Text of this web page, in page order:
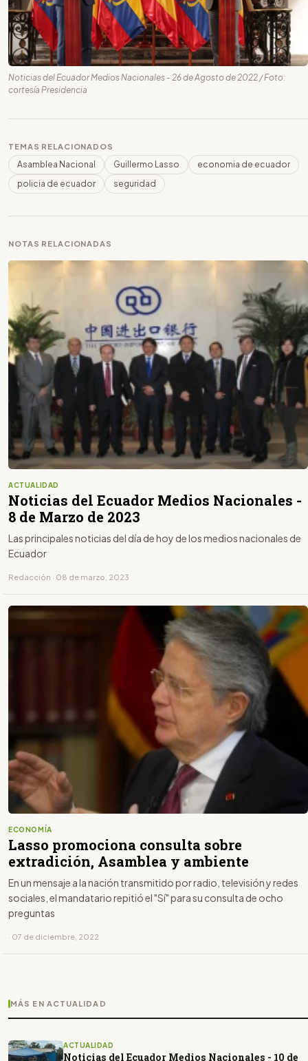
Noticias del Ecuador Medios Nacionales - 26 de Agosto de 2022 / Foto:
cortesía Presidencia
TEMAS RELACIONADOS
Asamblea Nacional Guillermo Lasso
economia de ecuador
policia de ecuador
seguridad
NOTAS RELACIONADAS
ACTUALIDAD
Noticias del Ecuador Medios Nacionales -
8 de Marzo de 2023
Las principales noticias del día de hoy de los medios nacionales de
Ecuador
Redacción · 08 de marzo, 2023
ECONOMÍA
Lasso promociona consulta sobre
extradición, Asamblea y ambiente
En un mensaje a la nación transmitido por radio, televisión y redes
sociales, el mandatario repitió el "Sí" para su consulta de ocho
preguntas
· 07 de diciembre, 2022
MÁS EN ACTUALIDAD
ACTUALIDAD
Noticias del Ecuador Medios Nacionales - 10 de